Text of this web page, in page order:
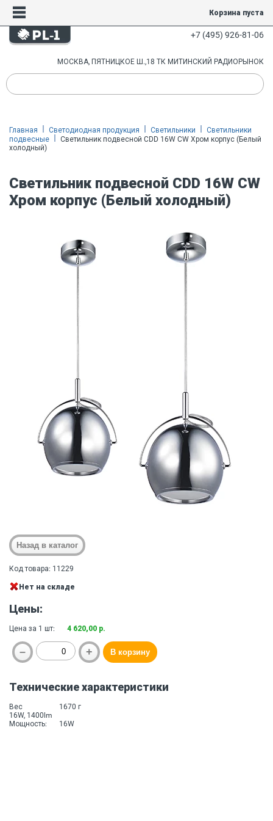
Корзина пуста
+7 (495) 926-81-06
МОСКВА, ПЯТНИЦКОЕ Ш.,18 ТК МИТИНСКИЙ РАДИОРЫНОК
Главная Светодиодная продукция Светильники
Светильники
подвесные
Светильник подвесной CDD 16W CW Хром корпус (Белый
холодный)
Светильник подвесной CDD 16W CW
Хром корпус (Белый холодный)
Код товара: 11229
Нет на складе
Цены:
Цена за 1 шт: 4 620,00 р.
Технические характеристики
Вес
1670 г
16W, 1400lm
Мощность:
16W